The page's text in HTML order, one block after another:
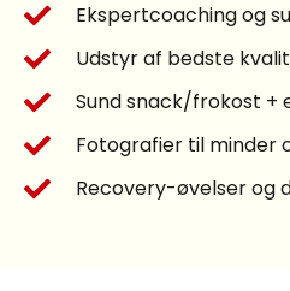
Ekspertcoaching og
Udstyr af bedste
Sund snack/frokost +
Fotografier til minder
Recovery-øvelser og